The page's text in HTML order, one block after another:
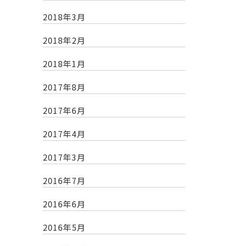
2018年3月
2018年2月
2018年1月
2017年8月
2017年6月
2017年4月
2017年3月
2016年7月
2016年6月
2016年5月